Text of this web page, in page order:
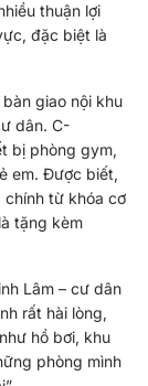
thuận lợi
đặc biệt là
giao nội khu
dân. C-
bị phòng gym,
em. Được biết,
chính từ khóa cơ
tặng kèm
Lâm – cư dân
rất hài lòng,
hồ bơi, khu
phòng mình